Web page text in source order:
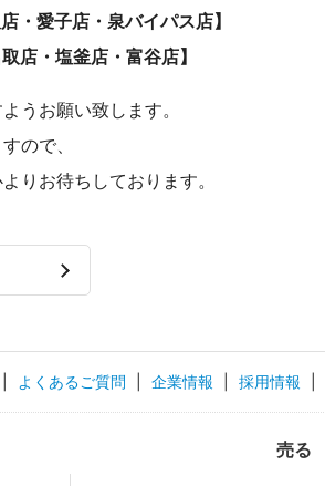
愛子店・泉バイパス店】
・塩釜店・富谷店】
うお願い致します。
ので、
りお待ちしております。
よくあるご質問 企業情報 採用情報
売る